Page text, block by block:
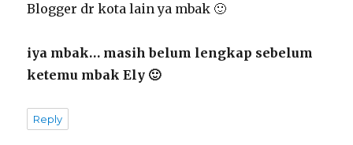
Blogger dr kota lain ya mbak 🙂
iya mbak… masih belum lengkap sebelum
ketemu mbak Ely 🙂
Reply